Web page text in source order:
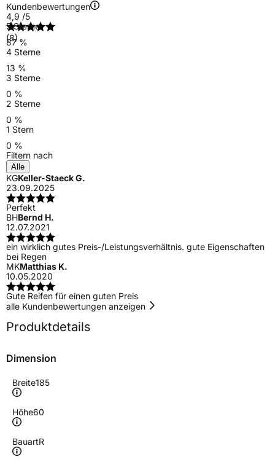
Kundenbewertungen
4,9 /5
(8)
5 Sterne
87 %
4 Sterne
13 %
3 Sterne
0 %
2 Sterne
0 %
1 Stern
0 %
Filtern nach
Alle
KGKeller-Staeck G.
23.09.2025
Perfekt
BHBernd H.
12.07.2021
ein wirklich gutes Preis-/Leistungsverhältnis. gute Eigenschaften
bei Regen
MKMatthias K.
10.05.2020
Gute Reifen für einen guten Preis
alle Kundenbewertungen anzeigen
Produktdetails
Dimension
Breite185
Höhe60
BauartR